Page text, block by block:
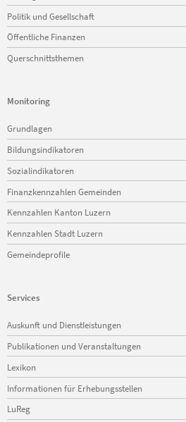
Politik und Gesellschaft
Öffentliche Finanzen
Querschnittsthemen
Monitoring
Navigation
überspringen
Grundlagen
Bildungsindikatoren
Sozialindikatoren
Finanzkennzahlen Gemeinden
Kennzahlen Kanton Luzern
Kennzahlen Stadt Luzern
Gemeindeprofile
Services
Navigation
überspringen
Auskunft und Dienstleistungen
Publikationen und Veranstaltungen
Lexikon
Informationen für Erhebungsstellen
LuReg